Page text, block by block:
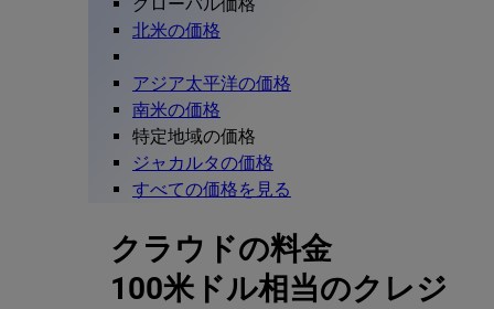
グローバル価格
北米の価格
アジア太平洋の価格
南米の価格
特定地域の価格
ジャカルタの価格
すべての価格を見る
クラウドの料金
100米ドル相当のクレジ